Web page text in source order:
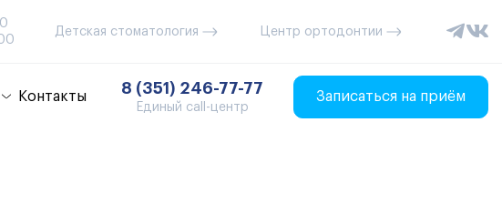
Детская стоматология Центр ортодонтии
Контакты 8 (351) 246-77-77
Единый call-центр
Записаться на приём